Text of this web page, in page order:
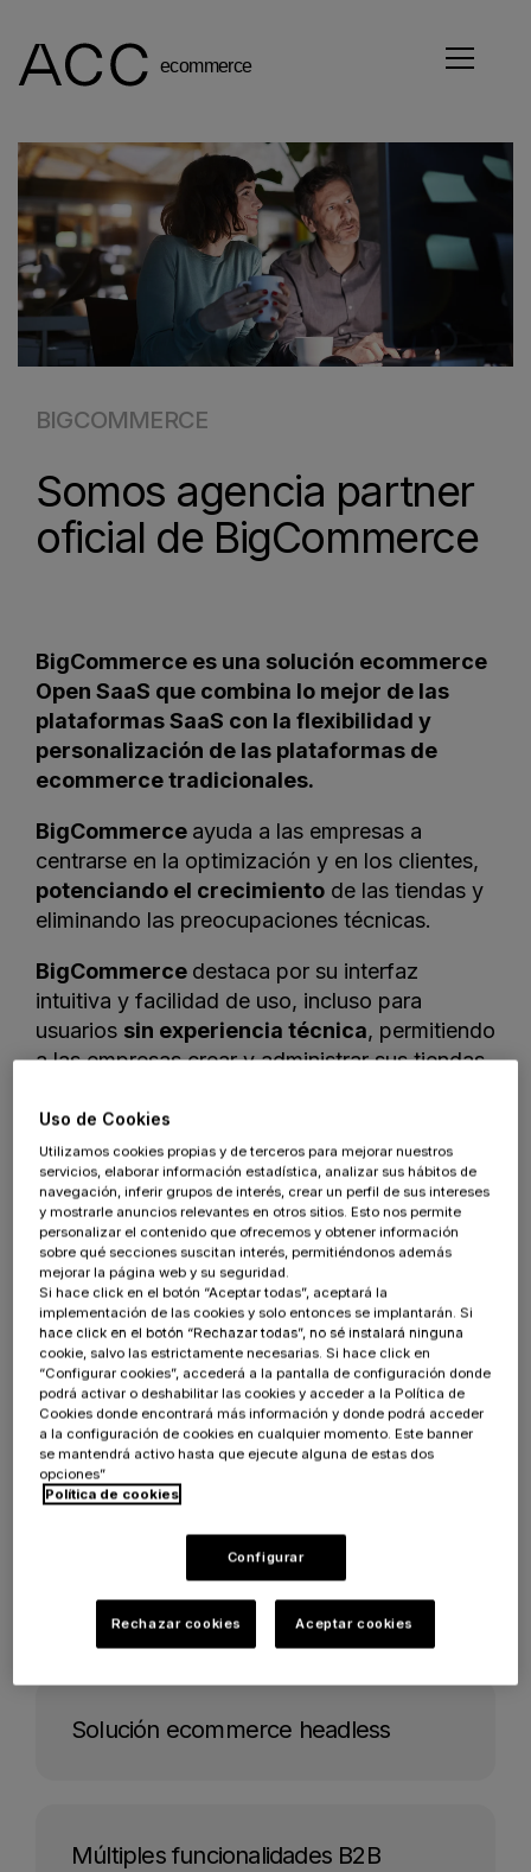
BIGCOMMERCE
Somos agencia partner
oficial de BigCommerce
BigCommerce es una solución ecommerce
Open SaaS que combina lo mejor de las
plataformas SaaS con la flexibilidad y
personalización de las plataformas de
ecommerce tradicionales.
BigCommerce ayuda a las empresas a
centrarse en la optimización y en los clientes,
potenciando el crecimiento de las tiendas y
eliminando las preocupaciones técnicas.
BigCommerce destaca por su interfaz
intuitiva y facilidad de uso, incluso para
usuarios sin experiencia técnica, permitiendo
a las empresas crear y administrar sus tiendas
Como
especialistas certificados en
BigCommercecolaboramos estrechamente
con nuestros clientes, desarrollando
soluciones de ecommerce personalizadas, que
ayudan aimpulsar las ventasy mejorar la
identidad de las marcas.
Características de
Bigcommerce
Editor visual de Page Builder
Solución ecommerce headless
Múltiples funcionalidades B2B
Uso de Cookies
Utilizamos cookies propias y de terceros para mejorar nuestros
servicios, elaborar información estadística, analizar sus hábitos de
navegación, inferir grupos de interés, crear un perfil de sus intereses
y mostrarle anuncios relevantes en otros sitios. Esto nos permite
personalizar el contenido que ofrecemos y obtener información
sobre qué secciones suscitan interés, permitiéndonos además
mejorar la página web y su seguridad.
Si hace click en el botón “Aceptar todas”, aceptará la
implementación de las cookies y solo entonces se implantarán. Si
hace click en el botón “Rechazar todas”, no sé instalará ninguna
cookie, salvo las estrictamente necesarias. Si hace click en
“Configurar cookies”, accederá a la pantalla de configuración donde
podrá activar o deshabilitar las cookies y acceder a la Política de
Cookies donde encontrará más información y donde podrá acceder
a la configuración de cookies en cualquier momento. Este banner
se mantendrá activo hasta que ejecute alguna de estas dos
opciones”
Política de cookies
Configurar
Rechazar cookies Aceptar cookies